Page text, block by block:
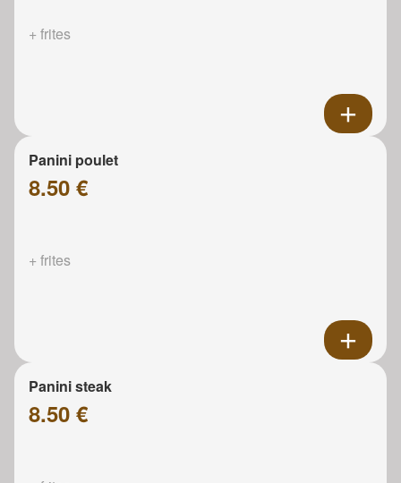
+ frites
Panini poulet
8.50 €
+ frites
Panini steak
8.50 €